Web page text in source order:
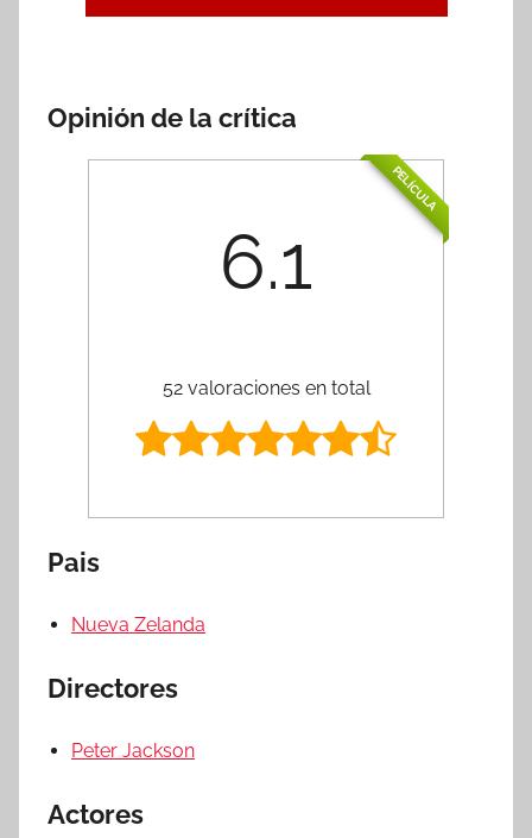
Opinión de la crítica
PELÍCULA
6.1
52 valoraciones en total
Pais
Nueva Zelanda
Directores
Peter Jackson
Actores